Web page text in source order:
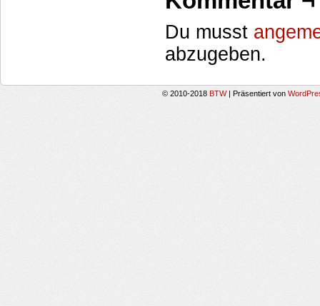
Du musst
abzugeben.
© 2010-2018 BTW | Präsentiert von